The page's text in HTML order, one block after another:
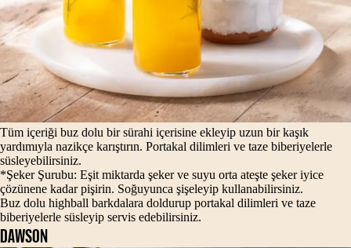
Tüm içeriği buz dolu bir sürahi içerisine ekleyip uzun bir kaşık
yardımıyla nazikçe karıştırın. Portakal dilimleri ve taze biberiyelerle
süsleyebilirsiniz.
*Şeker Şurubu: Eşit miktarda şeker ve suyu orta ateşte şeker iyice
çözünene kadar pişirin. Soğuyunca şişeleyip kullanabilirsiniz.
Buz dolu highball barkdalara doldurup portakal dilimleri ve taze
biberiyelerle süsleyip servis edebilirsiniz.
DAWSON